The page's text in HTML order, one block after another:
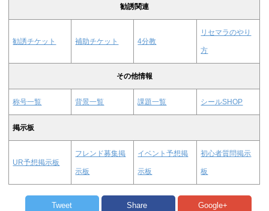
勧誘関連
勧誘チケット 補助チケット 4分教
リセマラのやり
方
その他情報
称号一覧 背景一覧 課題一覧 シールSHOP
掲示板
UR予想掲示板
フレンド募集掲
示板
イベント予想掲
示板
初心者質問掲示
板
Tweet Share Google+